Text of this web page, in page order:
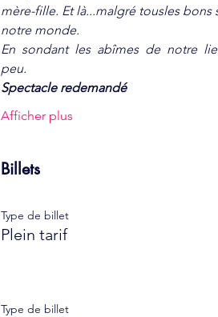
mère-fille. Et là...malgré tousles
notre monde.
En  sondant  les  abîmes  de  notre
peu.
Spectacle redemandé
Afficher plus
Billets
Type de billet
Plein tarif
Type de billet